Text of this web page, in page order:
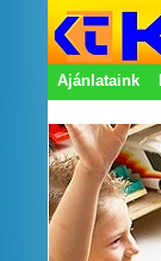
Ajánlataink